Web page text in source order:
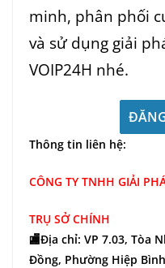
minh, phân phối
và sử dụng giải
VOIP24H nhé.
Thông tin liên hệ:
CÔNG TY TNHH GIẢI
TRỤ SỞ CHÍNH
🏬Địa chỉ: VP 7.03, Tòa
Đồng, Phường Hiệp